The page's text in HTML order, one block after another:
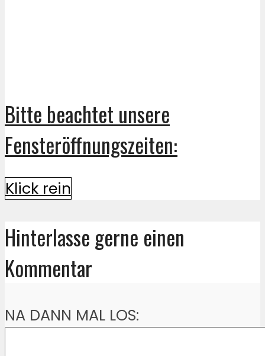
Bitte beachtet unsere
Fensteröffnungszeiten:
Klick rein
Hinterlasse gerne einen
Kommentar
NA DANN MAL LOS: